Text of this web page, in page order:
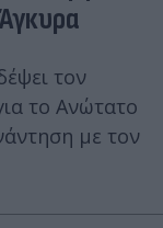
τον
το Ανώτατο
με τον